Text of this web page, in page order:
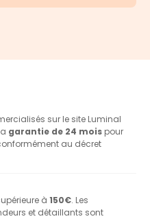
sur le site Luminal
garantie de 24 mois pour
au décret
à 150€. Les
et détaillants sont